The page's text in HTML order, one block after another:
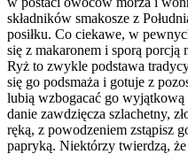
składników smakosze z
posiłku. Co ciekawe, w
się z makaronem i sporą porcją
Ryż to zwykle podstawa
się go podsmaża i gotuje z
lubią wzbogacać go wyjątkową
danie zawdzięcza szlachetny,
ręką, z powodzeniem zstąpisz
papryką. Niektórzy twierdzą,